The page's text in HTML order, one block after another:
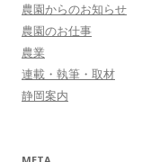
農園からのお知らせ
農園のお仕事
農業
連載・執筆・取材
静岡案内